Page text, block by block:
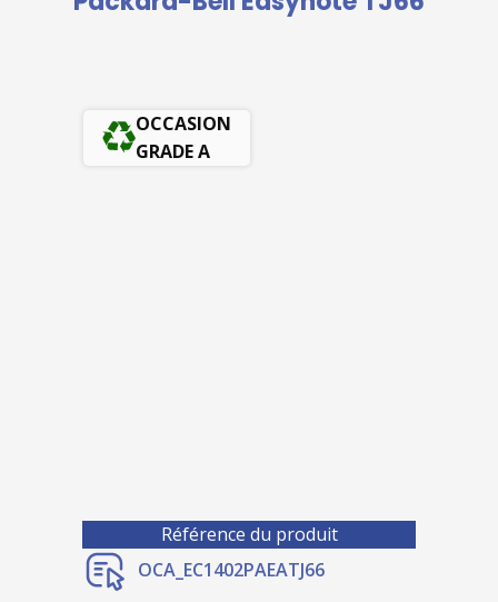
OCCASION
GRADE A
Référence du produit
OCA_EC1402PAEATJ66